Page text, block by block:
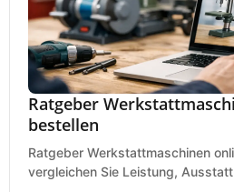
Ratgeber
bestellen
Ratgeber Werkstattmaschinen
vergleichen Sie Leistung,